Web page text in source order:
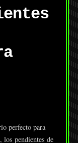
perfecto para
los pendientes de